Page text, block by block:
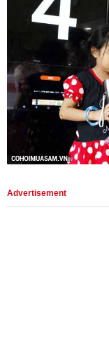
Advertisement